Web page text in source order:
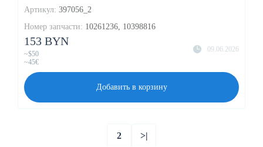
Артикул: 397056_2
Номер запчасти: 10261236, 10398816
09.06.2026
153 BYN
~$50
~45€
Добавить в корзину
2 >|